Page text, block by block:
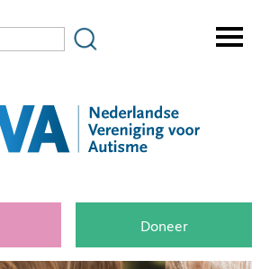
Doneer